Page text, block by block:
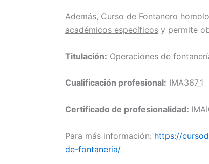
Además, Curso de Fontanero
académicos específicosy permite
Titulación: Operaciones de
Cualificación profesional: IMA367_1
Certificado de profesionalidad:
Para más información: https://
de-fontaneria/